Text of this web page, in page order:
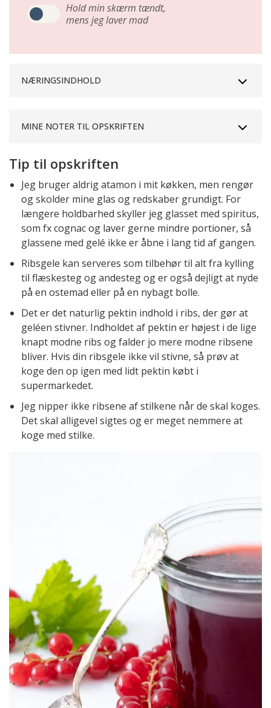
Hold min skærm tændt,
mens jeg laver mad
NÆRINGSINDHOLD
MINE NOTER TIL OPSKRIFTEN
Tip til opskriften
Jeg bruger aldrig atamon i mit køkken, men rengør
og skolder mine glas og redskaber grundigt. For
længere holdbarhed skyller jeg glasset med spiritus,
som fx cognac og laver gerne mindre portioner, så
glassene med gelé ikke er åbne i lang tid af gangen.
Ribsgele kan serveres som tilbehør til alt fra kylling
til flæskesteg og andesteg og er også dejligt at nyde
på en ostemad eller på en nybagt bolle.
Det er det naturlig pektin indhold i ribs, der gør at
geléen stivner. Indholdet af pektin er højest i de lige
knapt modne ribs og falder jo mere modne ribsene
bliver. Hvis din ribsgele ikke vil stivne, så prøv at
koge den op igen med lidt pektin købt i
supermarkedet.
Jeg nipper ikke ribsene af stilkene når de skal koges.
Det skal alligevel sigtes og er meget nemmere at
koge med stilke.